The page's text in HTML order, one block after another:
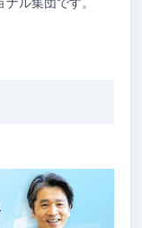
ル集団です。